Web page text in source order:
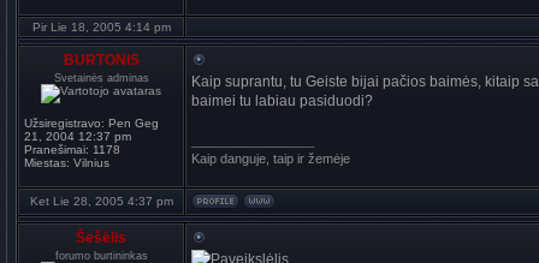
Pir Lie 18, 2005 4:14 pm
BURTONIS
Svetainės adminas
Užsiregistravo: Pen Geg
21, 2004 12:37 pm
Pranešimai: 1178
Miestas: Vilnius
Kaip suprantu, tu Geiste bijai pačios baimės, kitaip
baimei tu labiau pasiduodi?
Kaip danguje, taip ir žemėje
Ket Lie 28, 2005 4:37 pm
Šešėlis
forumo burtininkas